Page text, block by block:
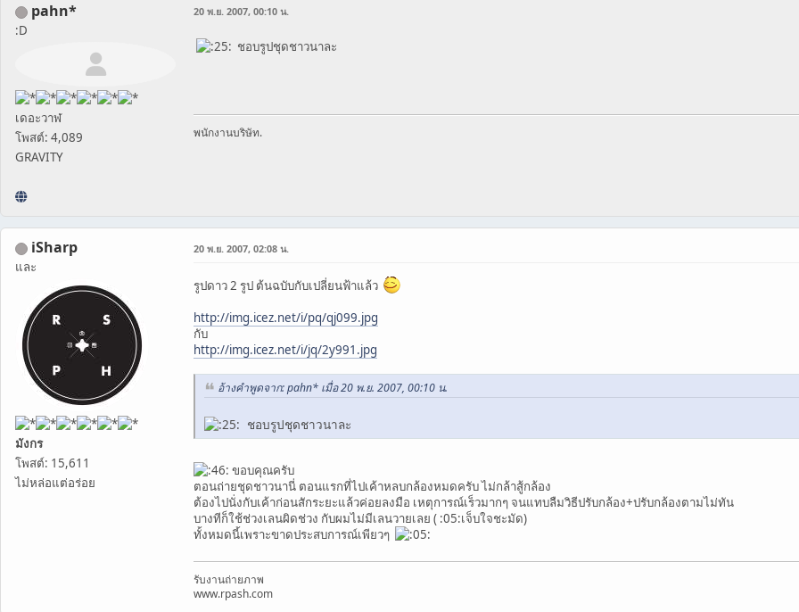
pahn*
:D
เดอะวาฬ
โพสต์: 4,089
GRAVITY
20 พ.ย. 2007, 00:10 น.
ชอบรูปชุดชาวนาละ
พนักงานบริษัท.
iSharp
และ
มังกร
โพสต์: 15,611
ไม่หล่อแต่อร่อย
20 พ.ย. 2007, 02:08 น.
รูปดาว 2 รูป ต้นฉบับกับเปลี่ยนฟ้าแล้ว
http://img.icez.net/i/pq/qj099.jpg
กับ
http://img.icez.net/i/jq/2y991.jpg
อ้างคำพูดจาก: pahn* เมื่อ 20 พ.ย. 2007, 00:10 น.
ชอบรูปชุดชาวนาละ
ขอบคุณครับ
ตอนถ่ายชุดชาวนานี่ ตอนแรกที่ไปเค้าหลบกล้องหมดครับ ไม่กล้าสู้กล้อง
ต้องไปนั่งกับเค้าก่อนสักระยะแล้วค่อยลงมือ เหตุการณ์เร็วมากๆ จนแทบลืมวิธีปรับกล้อง+ปรับกล้องตามไม่ทัน
บางทีก็ใช้ช่วงเลนผิดช่วง กับผมไม่มีเลนวายเลย ( :05:เจ็บใจชะมัด)
ทั้งหมดนี้เพราะขาดประสบการณ์เพียวๆ
รับงานถ่ายภาพ
www.rpash.com